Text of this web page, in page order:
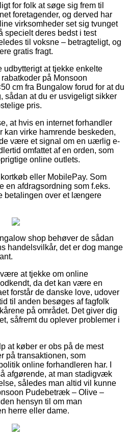
for folk at søge sig frem til
foretagender, og derved har
virksomheder set sig tvunget
specielt deres bedst i test
til voksne – betragteligt, og
gratis fragt.
udbytterigt at tjekke enkelte
på Monsoon
cm fra Bungalow forud for at du
sådan at du er usvigeligt sikker
pris.
at hvis en internet forhandler
kan virke hamrende beskeden,
være et signal om en uærlig e-
omfattet af en orden, som
online outlets.
eller MobilePay. Som
en afdragsordning som f.eks.
betalingen over et længere
shop behøver de sådan
handelsvilkår, det er dog mange
at tjekke om online
da det kan være en
forstår de danske love, udover
til anden besøges af fagfolk
på området. Det giver dig
såfremt du oplever problemer i
at køber er obs på de mest
på transaktionen, som
online forhandleren har. I
afgørende, at man stadigvæk
således man altid vil kunne
Pudebetræk – Olive –
hensyn til om man
herre eller dame.